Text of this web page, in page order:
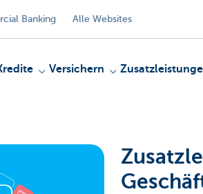
Banking Alle Websites
Versichern